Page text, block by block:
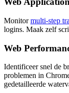
Monitormulti-step
logins. Maak zelf
Web
Identificeer snel de
problemen in
gedetailleerde